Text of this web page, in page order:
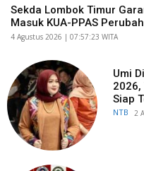
Sekda Lombok Timur
Masuk KUA-PPAS
​4 Agustus 2026 | 07:57:23 WITA
Umi
2026,
Siap
NTB ​2